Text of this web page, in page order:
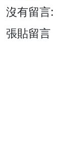
沒有留言:
張貼留言